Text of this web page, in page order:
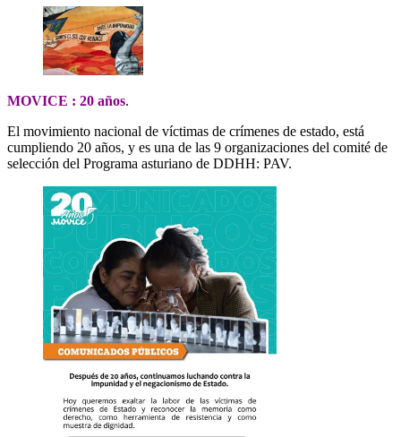
MOVICE : 20 años.
El movimiento nacional de víctimas de crímenes de estado, está
cumpliendo 20 años, y es una de las 9 organizaciones del comité de
selección del Programa asturiano de DDHH: PAV.